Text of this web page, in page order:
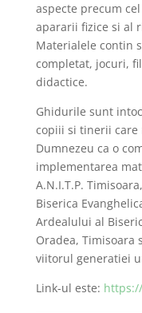
aspecte precum
apararii fizice si al
Materialele contin
completat, jocuri,
didactice.
Ghidurile sunt
copiii si tinerii
Dumnezeu ca o
implementarea
A.N.I.T.P.
Biserica
Ardealului al
Oradea, Timisoara
viitorul generatiei
Link-ul este: